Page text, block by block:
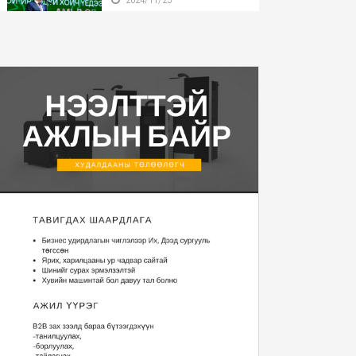
тунхагласны баярыг ...
2024/11/25
Монгол Улсын Ерөнхийлөгч
У.Хүрэлсүх БНӨС...
2024/11/22
Монгол Улсын Ерөнхийлөгч
2025 оны Төсвий...
2024/11/20
2024/11/13